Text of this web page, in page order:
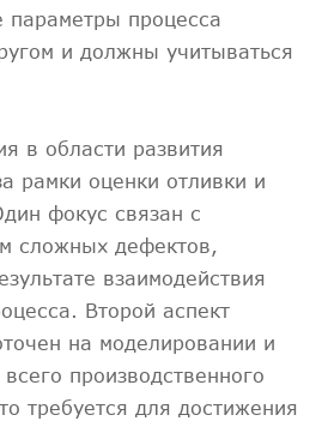
параметры процесса
и должны учитываться
в области развития
рамки оценки отливки и
фокус связан с
сложных дефектов,
взаимодействия
Второй аспект
на моделировании и
производственного
требуется для достижения